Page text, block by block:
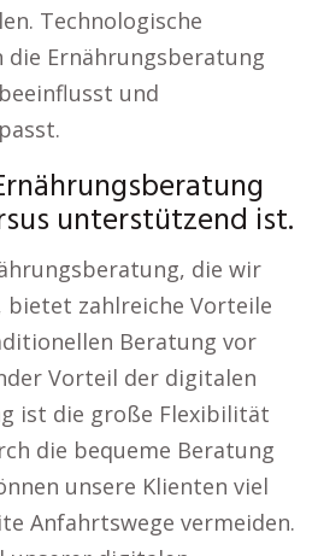
Technologische
die Ernährungsberatung
und
unterstützend ist.
die wir
zahlreiche Vorteile
Beratung vor
Vorteil der digitalen
ist die große Flexibilität
die bequeme Beratung
unsere Klienten viel
Anfahrtswege vermeiden.